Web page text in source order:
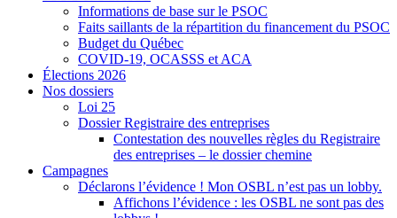
Informations de base sur le PSOC
Faits saillants de la répartition du financement du PSOC
Budget du Québec
COVID-19, OCASSS et ACA
Élections 2026
Nos dossiers
Loi 25
Dossier Registraire des entreprises
Contestation des nouvelles règles du Registraire
des entreprises – le dossier chemine
Campagnes
Déclarons l’évidence ! Mon OSBL n’est pas un lobby.
Affichons l’évidence : les OSBL ne sont pas des